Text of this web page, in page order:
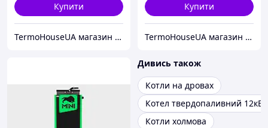
Купити
TermoHouseUA магазин опалювального і кліматичного обладнання
Купити
TermoHouseUA магазин опалювального і кліматичного обладнання
Дивись також
Котли на дровах
Котел твердопаливний 12кВт
Котли холмова